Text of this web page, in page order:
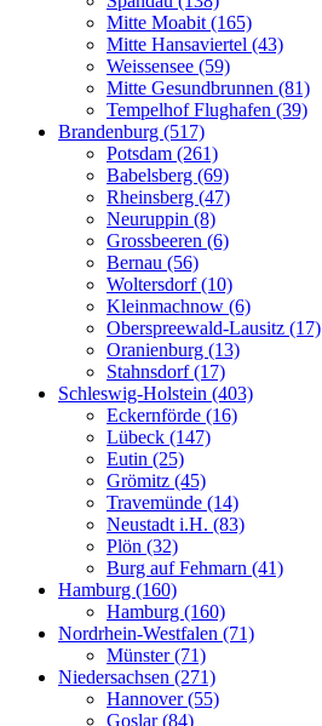
Mitte Moabit (165)
Mitte Hansaviertel (43)
Weissensee (59)
Mitte Gesundbrunnen (81)
Tempelhof Flughafen (39)
Brandenburg (517)
Potsdam (261)
Babelsberg (69)
Rheinsberg (47)
Neuruppin (8)
Grossbeeren (6)
Bernau (56)
Woltersdorf (10)
Kleinmachnow (6)
Oberspreewald-Lausitz (17)
Oranienburg (13)
Stahnsdorf (17)
Schleswig-Holstein (403)
Eckernförde (16)
Lübeck (147)
Eutin (25)
Grömitz (45)
Travemünde (14)
Neustadt i.H. (83)
Plön (32)
Burg auf Fehmarn (41)
Hamburg (160)
Hamburg (160)
Nordrhein-Westfalen (71)
Münster (71)
Niedersachsen (271)
Hannover (55)
Goslar (84)